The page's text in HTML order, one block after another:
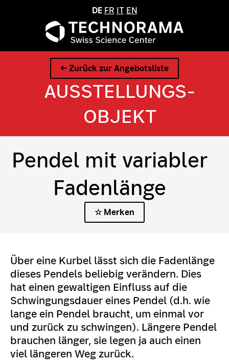
DE FR IT EN
← Zurück zur Angebotsliste
AUSSTELLUNGS­
OBJEKT
Pendel mit variabler
Fadenlänge
☆ Merken
Über eine Kurbel lässt sich die Fadenlänge
dieses Pendels beliebig verändern. Dies
hat einen gewaltigen Einfluss auf die
Schwingungsdauer eines Pendel (d.h. wie
lange ein Pendel braucht, um einmal vor
und zurück zu schwingen). Längere Pendel
brauchen länger, sie legen ja auch einen
viel längeren Weg zurück.